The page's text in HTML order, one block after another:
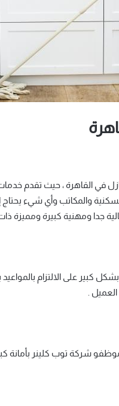
القاهرة ، حيث تقدم خدمات
والمكاتب وأي شيء
جدا ومهنية كبيرة ومميزة
كبير على الالتزام بالمواعيد
.
شركة توب كلينر بأمانة